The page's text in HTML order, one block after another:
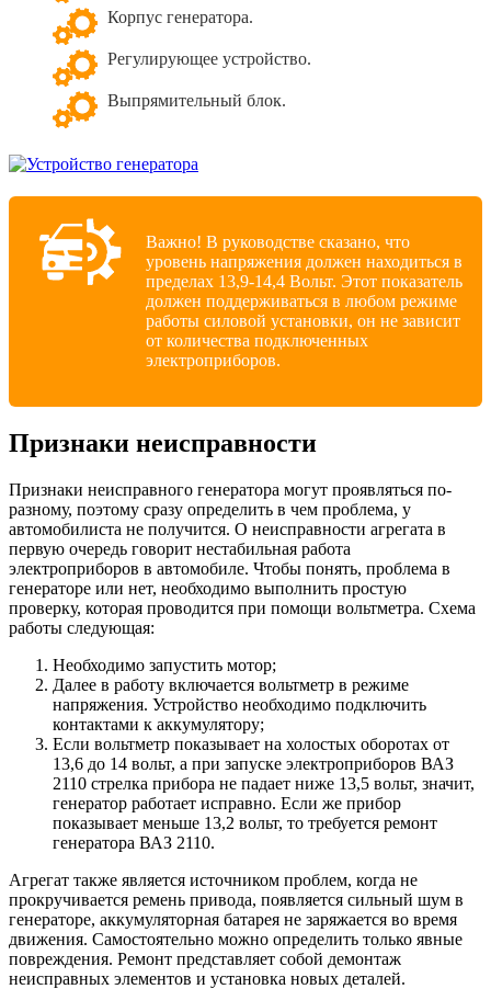
Корпус генератора.
Регулирующее устройство.
Выпрямительный блок.
Важно! В руководстве сказано, что
уровень напряжения должен находиться в
пределах 13,9-14,4 Вольт. Этот показатель
должен поддерживаться в любом режиме
работы силовой установки, он не зависит
от количества подключенных
электроприборов.
Признаки неисправности
Признаки неисправного генератора могут проявляться по-
разному, поэтому сразу определить в чем проблема, у
автомобилиста не получится. О неисправности агрегата в
первую очередь говорит нестабильная работа
электроприборов в автомобиле. Чтобы понять, проблема в
генераторе или нет, необходимо выполнить простую
проверку, которая проводится при помощи вольтметра. Схема
работы следующая:
Необходимо запустить мотор;
Далее в работу включается вольтметр в режиме
напряжения. Устройство необходимо подключить
контактами к аккумулятору;
Если вольтметр показывает на холостых оборотах от
13,6 до 14 вольт, а при запуске электроприборов ВАЗ
2110 стрелка прибора не падает ниже 13,5 вольт, значит,
генератор работает исправно. Если же прибор
показывает меньше 13,2 вольт, то требуется ремонт
генератора ВАЗ 2110.
Агрегат также является источником проблем, когда не
прокручивается ремень привода, появляется сильный шум в
генераторе, аккумуляторная батарея не заряжается во время
движения. Самостоятельно можно определить только явные
повреждения. Ремонт представляет собой демонтаж
неисправных элементов и установка новых деталей.